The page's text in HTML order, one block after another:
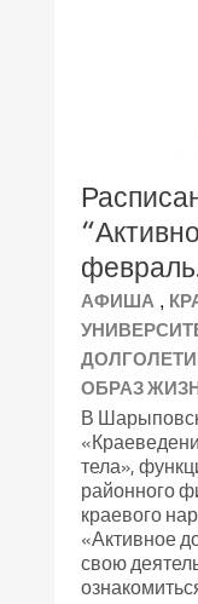
АФИША ,
ОБРАЗ
В
тела»,
районного
краевого
«Активное
свою